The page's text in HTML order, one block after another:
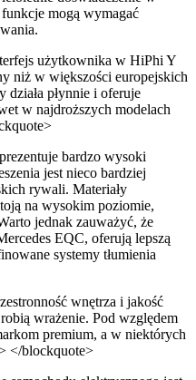
mogą wymagać
użytkownika w HiPhi Y
niż w większości europejskich
płynnie i oferuje
w najdroższych modelach
bardzo wysoki
jest nieco bardziej
rywali. Materiały
na wysokim poziomie,
jednak zauważyć, że
EQC, oferują lepszą
systemy tłumienia
wnętrza i jakość
wrażenie. Pod względem
premium, a w niektórych
</blockquote>